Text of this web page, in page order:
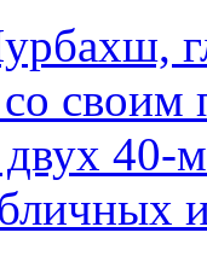
40-